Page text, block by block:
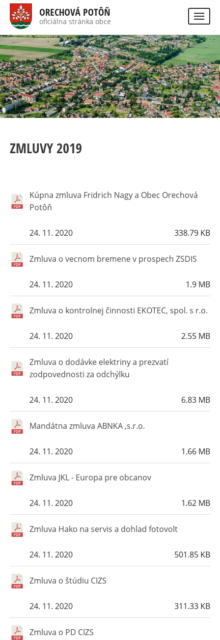
na
obsah
ORECHOVÁ POTÔŇ
oficiálna stránka obce
site
version
Hladať
ZMLUVY 2019
Kúpna zmluva Fridrich Nagy a Obec Orechová
Potôň
338.79 KB
24. 11. 2020
Zmluva o vecnom bremene v prospech ZSDIS
1.9 MB
24. 11. 2020
Zmluva o kontrolnej činnosti EKOTEC, spol. s r.o.
2.55 MB
24. 11. 2020
Zmluva o dodávke elektriny a prezvatí
zodpovednosti za odchýlku
6.83 MB
24. 11. 2020
Mandátna zmluva ABNKA ,s.r.o.
1.66 MB
24. 11. 2020
Zmluva JKL - Europa pre obcanov
1.62 MB
24. 11. 2020
Zmluva Hako na servis a dohlad fotovolt
501.85 KB
24. 11. 2020
Zmluva o štúdiu CIZS
311.33 KB
24. 11. 2020
Zmluva o PD CIZS